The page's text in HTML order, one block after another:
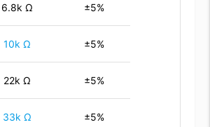
6.8k Ω ±5%
10k Ω ±5%
22k Ω ±5%
33k Ω ±5%